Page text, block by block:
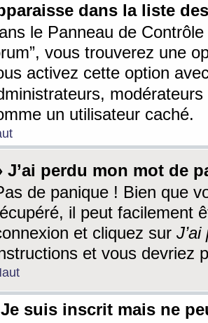
dans la liste
le Panneau de
vous trouverez une
activez cette option
un utilisateur caché.
J’ai perdu mon mot de
de panique ! Bien que
il peut facilement
et cliquez sur
et vous devriez
suis inscrit mais ne